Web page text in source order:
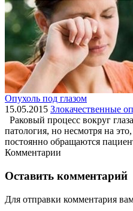
Опухоль под глазом
15.05.2015 Злокачественные
Раковый процесс вокруг
патология, но несмотря на
постоянно обращаются
Комментарии
Оставить комментарий
Для отправки комментария